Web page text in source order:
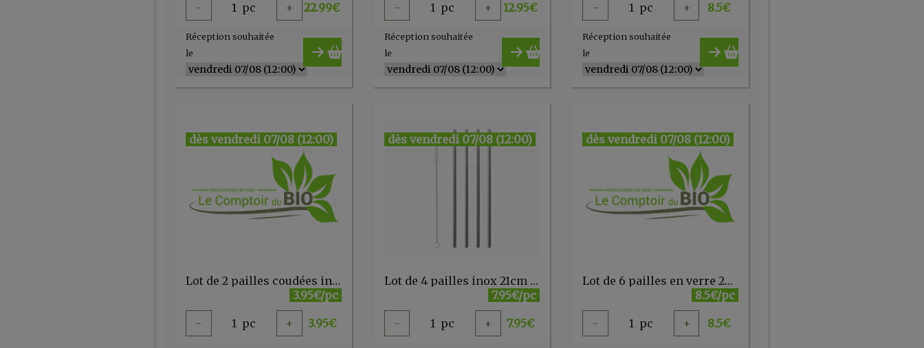
- 1 pc + 22.99€
Réception souhaitée
le
- 1 pc + 12.95€
Réception souhaitée
le
- 1 pc + 8.5€
Réception souhaitée
le
dès vendredi 07/08 (12:00)
Lot de 2 pailles coudées inox 21cm + goupillon
3.95€/pc
- 1 pc + 3.95€
dès vendredi 07/08 (12:00)
Lot de 4 pailles inox 21cm + goupillon
7.95€/pc
- 1 pc + 7.95€
dès vendredi 07/08 (12:00)
Lot de 6 pailles en verre 20 cm + 1 goupillon - Ah table - FR
8.5€/pc
- 1 pc + 8.5€